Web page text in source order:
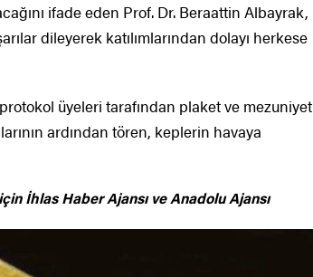
ifade eden Prof. Dr. Beraattin Albayrak,
dileyerek katılımlarından dolayı herkese
üyeleri tarafından plaket ve mezuniyet
ardından tören, keplerin havaya
İhlas Haber Ajansı ve Anadolu Ajansı